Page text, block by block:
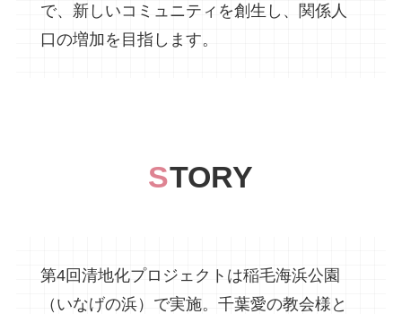
で、新しいコミュニティを創生し、関係人
口の増加を目指します。
STORY
第4回清地化プロジェクトは稲毛海浜公園
（いなげの浜）で実施。千葉愛の教会様と